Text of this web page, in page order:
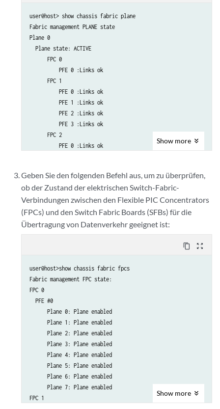
user@host> show chassis fabric plane
Fabric management PLANE state
Plane 0
  Plane state: ACTIVE
      FPC 0
          PFE 0 :Links ok
      FPC 1
          PFE 0 :Links ok
          PFE 1 :Links ok
          PFE 2 :Links ok
          PFE 3 :Links ok
      FPC 2
          PFE 0 :Links ok
          PFE 0 :Links ok
          PFE 1 :Links ok
      FPC 6
          PFE 0 :Links ok
      FPC 7
          PFE 1 :Links ok
      FPC 12
      FPC 13
          PFE 0 :Links ok
          PFE 1 :Links ok
      FPC 14
          PFE 0 :Links ok
          PFE 1 :Links ok
          PFE 2 :Links ok
          PFE 3 :Links ok
          PFE 0 :Links ok
Show more
Geben Sie den folgenden Befehl aus, um zu überprüfen,
ob der Zustand der elektrischen Switch-Fabric-
Verbindungen zwischen den Flexible PIC Concentrators
(FPCs) und den Switch Fabric Boards (SFBs) für die
Übertragung von Datenverkehr geeignet ist:
content_copy zoom_out_map
user@host>show chassis fabric fpcs
Fabric management FPC state:
FPC 0
  PFE #0
      Plane 0: Plane enabled
      Plane 1: Plane enabled
      Plane 2: Plane enabled
      Plane 3: Plane enabled
      Plane 4: Plane enabled
      Plane 5: Plane enabled
      Plane 6: Plane enabled
      Plane 7: Plane enabled
FPC 1
Show more